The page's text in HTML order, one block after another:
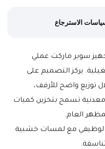
الاسترجاع
العام.